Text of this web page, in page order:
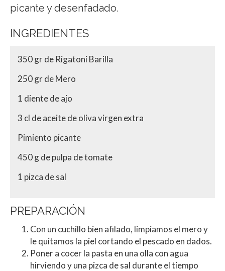
picante y desenfadado.
INGREDIENTES
350 gr de Rigatoni Barilla
250 gr de Mero
1 diente de ajo
3 cl de aceite de oliva virgen extra
Pimiento picante
450 g de pulpa de tomate
1 pizca de sal
PREPARACIÓN
Con un cuchillo bien afilado, limpiamos el mero y
le quitamos la piel cortando el pescado en dados.
Poner a cocer la pasta en una olla con agua
hirviendo y una pizca de sal durante el tiempo